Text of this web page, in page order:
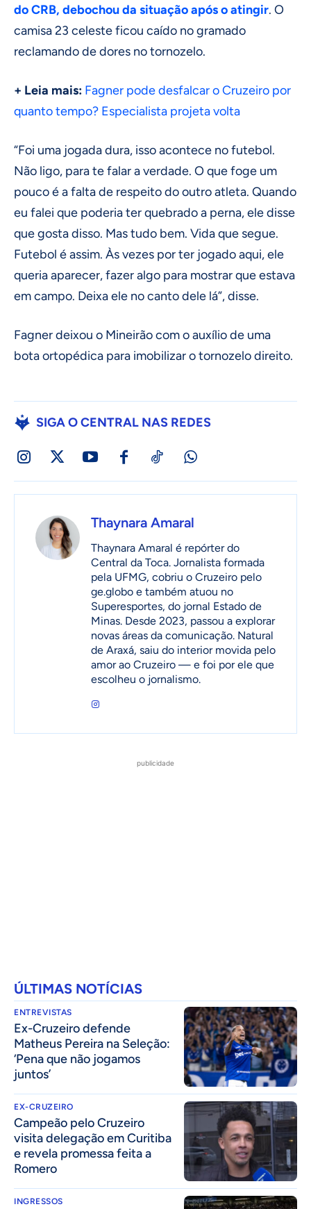
do CRB, debochou da situação após o atingir. O
camisa 23 celeste ficou caído no gramado
reclamando de dores no tornozelo.
+ Leia mais: Fagner pode desfalcar o Cruzeiro por
quanto tempo? Especialista projeta volta
“Foi uma jogada dura, isso acontece no futebol.
Não ligo, para te falar a verdade. O que foge um
pouco é a falta de respeito do outro atleta. Quando
eu falei que poderia ter quebrado a perna, ele disse
que gosta disso. Mas tudo bem. Vida que segue.
Futebol é assim. Às vezes por ter jogado aqui, ele
queria aparecer, fazer algo para mostrar que estava
em campo. Deixa ele no canto dele lá”, disse.
Fagner deixou o Mineirão com o auxílio de uma
bota ortopédica para imobilizar o tornozelo direito.
SIGA O CENTRAL NAS REDES
Thaynara Amaral
Thaynara Amaral é repórter do
Central da Toca. Jornalista formada
pela UFMG, cobriu o Cruzeiro pelo
ge.globo e também atuou no
Superesportes, do jornal Estado de
Minas. Desde 2023, passou a explorar
novas áreas da comunicação. Natural
de Araxá, saiu do interior movida pelo
amor ao Cruzeiro — e foi por ele que
escolheu o jornalismo.
publicidade
ÚLTIMAS NOTÍCIAS
ENTREVISTAS
Ex-Cruzeiro defende
Matheus Pereira na Seleção:
‘Pena que não jogamos
juntos’
EX-CRUZEIRO
Campeão pelo Cruzeiro
visita delegação em Curitiba
e revela promessa feita a
Romero
INGRESSOS